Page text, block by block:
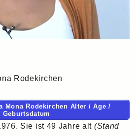
Rodekirchen
Mona Rodekirchen Alter / Age /
Geburtsdatum
Sie ist 49 Jahre alt (Stand